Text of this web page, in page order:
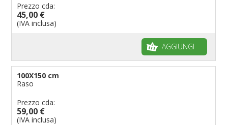
Prezzo cda:
45,00 €
(IVA inclusa)
AGGIUNGI
100X150 cm
Raso
Prezzo cda:
59,00 €
(IVA inclusa)